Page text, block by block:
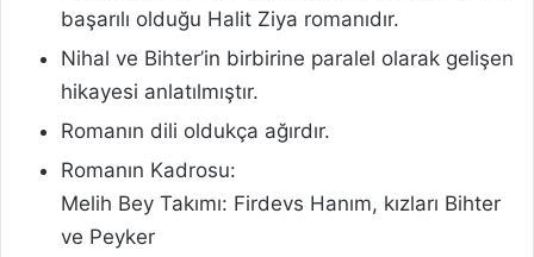
başarılı olduğu Halit Ziya romanıdır.
Nihal ve Bihter’in birbirine paralel olarak gelişen
hikayesi anlatılmıştır.
Romanın dili oldukça ağırdır.
Romanın Kadrosu:
Melih Bey Takımı: Firdevs Hanım, kızları Bihter
ve Peyker